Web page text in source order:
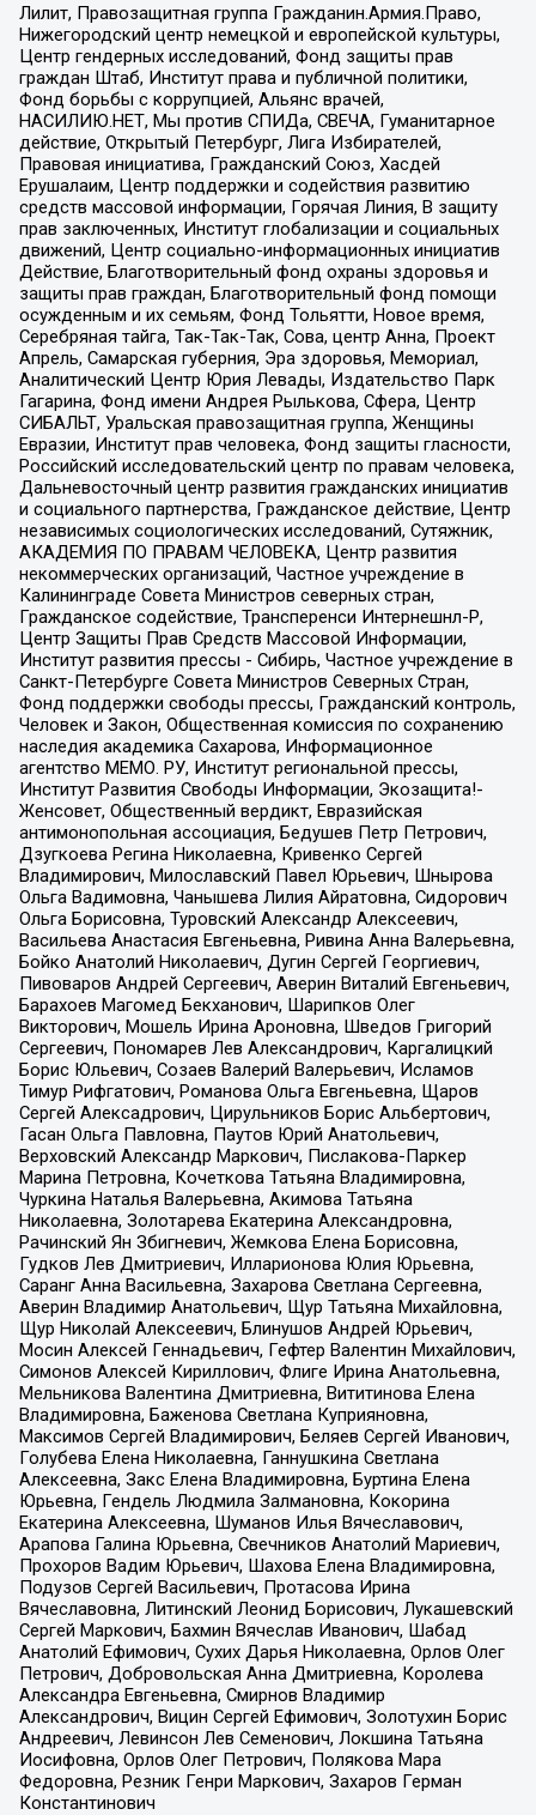
Лилит, Правозащитная группа Гражданин.Армия.Право,
Нижегородский центр немецкой и европейской культуры,
Центр гендерных исследований, Фонд защиты прав
граждан Штаб, Институт права и публичной политики,
Фонд борьбы с коррупцией, Альянс врачей,
НАСИЛИЮ.НЕТ, Мы против СПИДа, СВЕЧА, Гуманитарное
действие, Открытый Петербург, Лига Избирателей,
Правовая инициатива, Гражданский Союз, Хасдей
Ерушалаим, Центр поддержки и содействия развитию
средств массовой информации, Горячая Линия, В защиту
прав заключенных, Институт глобализации и социальных
движений, Центр социально-информационных инициатив
Действие, Благотворительный фонд охраны здоровья и
защиты прав граждан, Благотворительный фонд помощи
осужденным и их семьям, Фонд Тольятти, Новое время,
Серебряная тайга, Так-Так-Так, Сова, центр Анна, Проект
Апрель, Самарская губерния, Эра здоровья, Мемориал,
Аналитический Центр Юрия Левады, Издательство Парк
Гагарина, Фонд имени Андрея Рылькова, Сфера, Центр
СИБАЛЬТ, Уральская правозащитная группа, Женщины
Евразии, Институт прав человека, Фонд защиты гласности,
Российский исследовательский центр по правам человека,
Дальневосточный центр развития гражданских инициатив
и социального партнерства, Гражданское действие, Центр
независимых социологических исследований, Сутяжник,
АКАДЕМИЯ ПО ПРАВАМ ЧЕЛОВЕКА, Центр развития
некоммерческих организаций, Частное учреждение в
Калининграде Совета Министров северных стран,
Гражданское содействие, Трансперенси Интернешнл-Р,
Центр Защиты Прав Средств Массовой Информации,
Институт развития прессы - Сибирь, Частное учреждение в
Санкт-Петербурге Совета Министров Северных Стран,
Фонд поддержки свободы прессы, Гражданский контроль,
Человек и Закон, Общественная комиссия по сохранению
наследия академика Сахарова, Информационное
агентство МЕМО. РУ, Институт региональной прессы,
Институт Развития Свободы Информации, Экозащита!-
Женсовет, Общественный вердикт, Евразийская
антимонопольная ассоциация, Бедушев Петр Петрович,
Дзугкоева Регина Николаевна, Кривенко Сергей
Владимирович, Милославский Павел Юрьевич, Шнырова
Ольга Вадимовна, Чанышева Лилия Айратовна, Сидорович
Ольга Борисовна, Туровский Александр Алексеевич,
Васильева Анастасия Евгеньевна, Ривина Анна Валерьевна,
Бойко Анатолий Николаевич, Дугин Сергей Георгиевич,
Пивоваров Андрей Сергеевич, Аверин Виталий Евгеньевич,
Барахоев Магомед Бекханович, Шарипков Олег
Викторович, Мошель Ирина Ароновна, Шведов Григорий
Сергеевич, Пономарев Лев Александрович, Каргалицкий
Борис Юльевич, Созаев Валерий Валерьевич, Исламов
Тимур Рифгатович, Романова Ольга Евгеньевна, Щаров
Сергей Алексадрович, Цирульников Борис Альбертович,
Гасан Ольга Павловна, Паутов Юрий Анатольевич,
Верховский Александр Маркович, Пислакова-Паркер
Марина Петровна, Кочеткова Татьяна Владимировна,
Чуркина Наталья Валерьевна, Акимова Татьяна
Николаевна, Золотарева Екатерина Александровна,
Рачинский Ян Збигневич, Жемкова Елена Борисовна,
Гудков Лев Дмитриевич, Илларионова Юлия Юрьевна,
Саранг Анна Васильевна, Захарова Светлана Сергеевна,
Аверин Владимир Анатольевич, Щур Татьяна Михайловна,
Щур Николай Алексеевич, Блинушов Андрей Юрьевич,
Мосин Алексей Геннадьевич, Гефтер Валентин Михайлович,
Симонов Алексей Кириллович, Флиге Ирина Анатольевна,
Мельникова Валентина Дмитриевна, Вититинова Елена
Владимировна, Баженова Светлана Куприяновна,
Максимов Сергей Владимирович, Беляев Сергей Иванович,
Голубева Елена Николаевна, Ганнушкина Светлана
Алексеевна, Закс Елена Владимировна, Буртина Елена
Юрьевна, Гендель Людмила Залмановна, Кокорина
Екатерина Алексеевна, Шуманов Илья Вячеславович,
Арапова Галина Юрьевна, Свечников Анатолий Мариевич,
Прохоров Вадим Юрьевич, Шахова Елена Владимировна,
Подузов Сергей Васильевич, Протасова Ирина
Вячеславовна, Литинский Леонид Борисович, Лукашевский
Сергей Маркович, Бахмин Вячеслав Иванович, Шабад
Анатолий Ефимович, Сухих Дарья Николаевна, Орлов Олег
Петрович, Добровольская Анна Дмитриевна, Королева
Александра Евгеньевна, Смирнов Владимир
Александрович, Вицин Сергей Ефимович, Золотухин Борис
Андреевич, Левинсон Лев Семенович, Локшина Татьяна
Иосифовна, Орлов Олег Петрович, Полякова Мара
Федоровна, Резник Генри Маркович, Захаров Герман
Константинович